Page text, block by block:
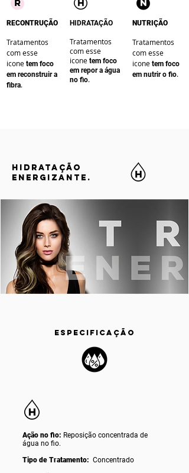
RECONTRUÇÃO
Tratamentos
com esse
icone tem foco
em reconstruir a
fibra.
HIDRATAÇÃO
Tratamentos
com esse
icone tem foco
em repor a água
no fio.
NUTRIÇÃO
Tratamentos
com esse
icone tem foco
em nutrir o fio.
HIDRATAÇÃO
ENERGIZANTE.
ESPECIFICAÇÃO
Ação no fio: Reposição concentrada de
água no fio.
Tipo de Tratamento: Concentrado